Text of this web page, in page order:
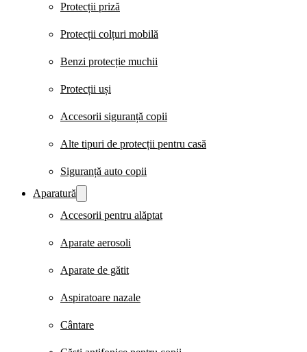
Protecții priză
Protecții colțuri mobilă
Benzi protecție muchii
Protecții uși
Accesorii siguranță copii
Alte tipuri de protecții pentru casă
Siguranță auto copii
Aparatură
Accesorii pentru alăptat
Aparate aerosoli
Aparate de gătit
Aspiratoare nazale
Cântare